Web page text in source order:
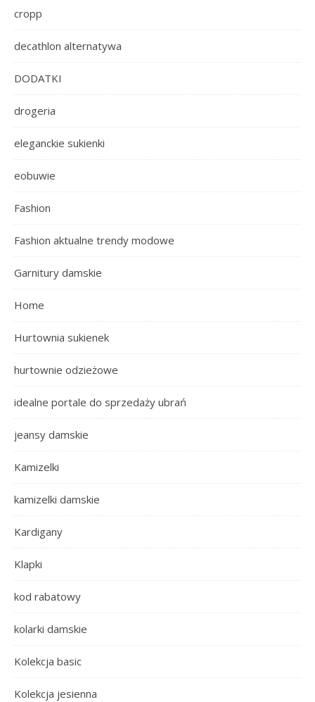
cropp
decathlon alternatywa
DODATKI
drogeria
eleganckie sukienki
eobuwie
Fashion
Fashion aktualne trendy modowe
Garnitury damskie
Home
Hurtownia sukienek
hurtownie odzieżowe
idealne portale do sprzedaży ubrań
jeansy damskie
Kamizelki
kamizelki damskie
Kardigany
Klapki
kod rabatowy
kolarki damskie
Kolekcja basic
Kolekcja jesienna